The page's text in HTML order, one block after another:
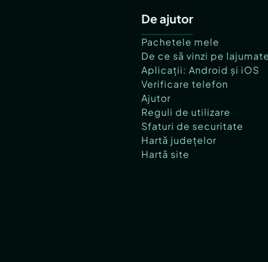
De ajutor
Pachetele mele
De ce să vinzi pe
Aplicații: Android și iOS
Verificare telefon
Ajutor
Reguli de utilizare
Sfaturi de securitate
Hartă județelor
Hartă site